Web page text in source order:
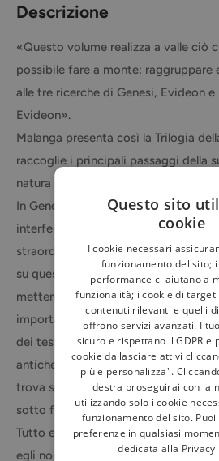
Descrizione
«Questo volume realizza a valle ciò
possibile fare a monte:
alle tre ricerche di Genesi, Evideon
Evideon».
Malanga presenta così la Trilogia
raccoglie i principali passaggi della
natura della Coscienza e dell’Universo.
In Genesi, sulla base delle sue
interferenze aliene, l’autore elabora
straordinariamente originale per
su questo pianeta e il senso ultimo
mettendo altresì in relazione queste
importanti scoperte della fisica
dei testi sacri e delle tradizioni
antiche. Dall’esame del mito si
trova su questo pianeta per fare
sotto forma di divisione – sia il
Tutto e degli Dèi, i quali
egli non ha ancora compreso di se
Questo sito
cookie
I cookie necessari
funzionamento del sito;
performance ci aiutano a
funzionalità; i cookie di
contenuti rilevanti e quelli
offrono servizi avanzati. I
sicuro e rispettano il GDPR e
cookie da lasciare attivi
più e personalizza".
destra proseguirai con la
utilizzando solo i cookie
funzionamento del sito.
preferenze in qualsiasi
dedicata alla Privacy